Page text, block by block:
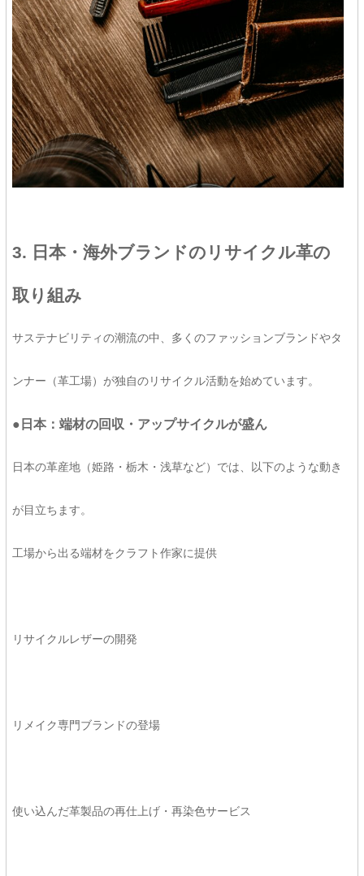
3. 日本・海外ブランドのリサイクル革の
取り組み
サステナビリティの潮流の中、多くのファッションブランドやタ
ンナー（革工場）が独自のリサイクル活動を始めています。
●日本：端材の回収・アップサイクルが盛ん
日本の革産地（姫路・栃木・浅草など）では、以下のような動き
が目立ちます。
工場から出る端材をクラフト作家に提供
リサイクルレザーの開発
リメイク専門ブランドの登場
使い込んだ革製品の再仕上げ・再染色サービス